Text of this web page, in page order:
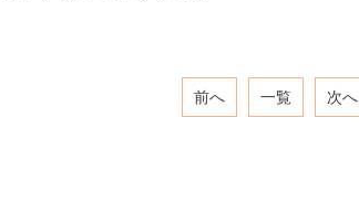
前へ 一覧 次へ